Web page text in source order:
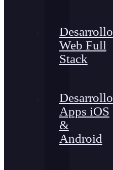
Desarrollo
Web Full
Stack
Desarrollo
Apps iOS
&
Android